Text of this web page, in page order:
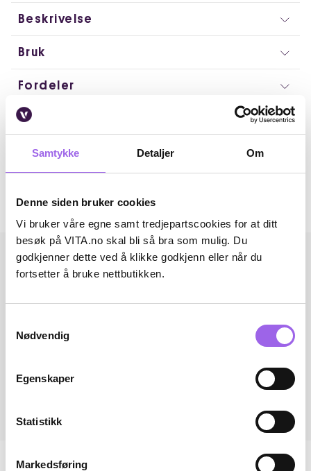
Samtykke Detaljer Om
Denne siden bruker cookies
Vi bruker våre egne samt tredjepartscookies for at ditt
besøk på VITA.no skal bli så bra som mulig. Du
godkjenner dette ved å klikke godkjenn eller når du
fortsetter å bruke nettbutikken.
Nødvendig
Egenskaper
Statistikk
Markedsføring
Beskrivelse
Bruk
Fordeler
Ingredienser
Artikkelnummer: 240607006